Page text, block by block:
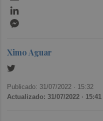
Ximo Aguar
Publicado: 31/07/2022 · 15:32
Actualizado: 31/07/2022 · 15:41